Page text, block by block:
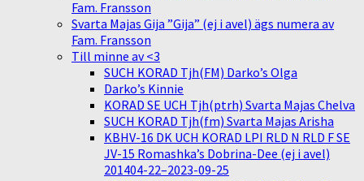
Fam. Fransson
Svarta Majas Gija ”Gija” (ej i avel) ägs numera av
Fam. Fransson
Till minne av <3
SUCH KORAD Tjh(FM) Darko’s Olga
Darko’s Kinnie
KORAD SE UCH Tjh(ptrh) Svarta Majas Chelva
SUCH KORAD Tjh(fm) Svarta Majas Arisha
KBHV-16 DK UCH KORAD LPI RLD N RLD F SE
JV-15 Romashka’s Dobrina-Dee (ej i avel)
201404-22–2023-09-25